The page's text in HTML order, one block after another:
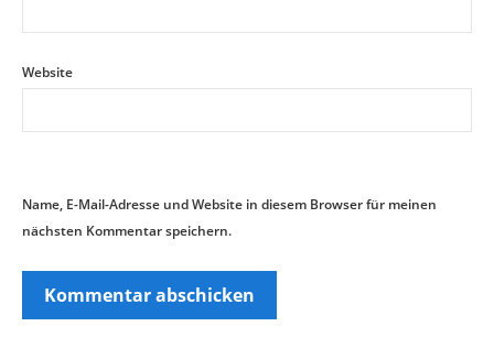
Website
Name, E-Mail-Adresse und Website in diesem Browser für meinen
nächsten Kommentar speichern.